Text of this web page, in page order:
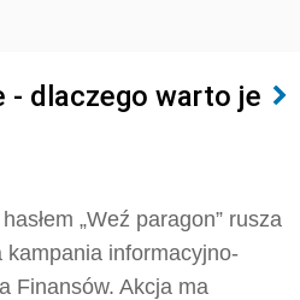
- dlaczego warto je
„Weź paragon” rusza
informacyjno-
Finansów. Akcja ma